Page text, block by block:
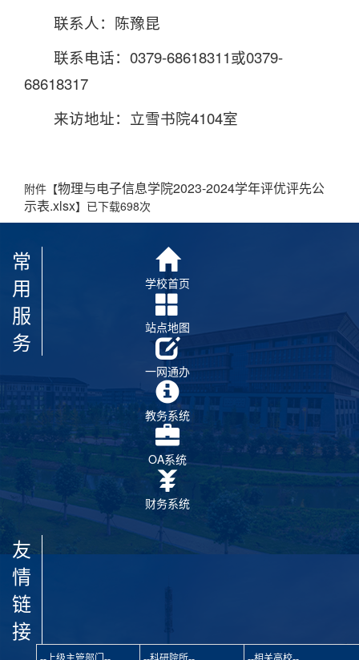
联系人：陈豫昆
联系电话：0379-68618311或0379-
68618317
来访地址：立雪书院4104室
附件【物理与电子信息学院2023-2024学年评优评先公
示表.xlsx】已下载698次
常
用
服
务
学校首页
站点地图
一网通办
教务系统
OA系统
财务系统
友
情
链
接